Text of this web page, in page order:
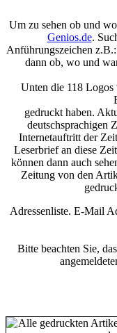
Um zu sehen ob und
Genios.de.
Anführungszeichen
dann ob, wo und
Unten die 118 Logos
gedruckt haben.
deutschsprachigen
Internetauftritt der
Leserbrief an diese
können dann auch
Zeitung von den
Adressenliste. E-Mail
Bitte beachten Sie,